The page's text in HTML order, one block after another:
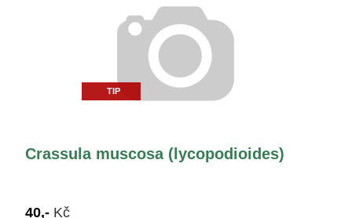
TIP
Crassula muscosa (lycopodioides)
40,- Kč